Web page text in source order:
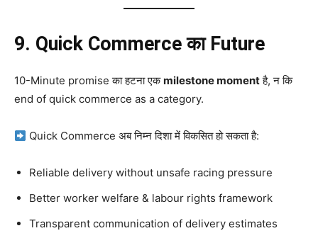
9. Quick Commerce का Future
10-Minute promise का हटना एकmilestone momentहै, न कि
end of quick commerce as a category.
Quick Commerce अब निम्न दिशा में विकसित हो सकता है:
Reliable delivery without unsafe racing pressure
Better worker welfare & labour rights framework
Transparent communication of delivery estimates